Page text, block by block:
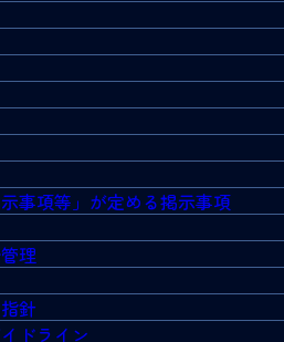
事項等」が定める掲示事項
理
針
ドライン